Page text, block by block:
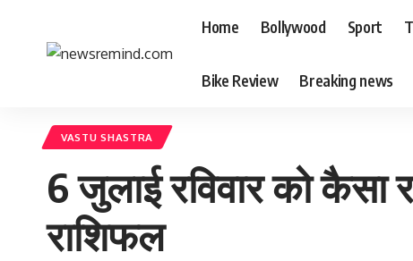
Home Bollywood Sport
Bike Review Breaking news
VASTU SHASTRA
6 जुलाई रविवार को
राशिफल